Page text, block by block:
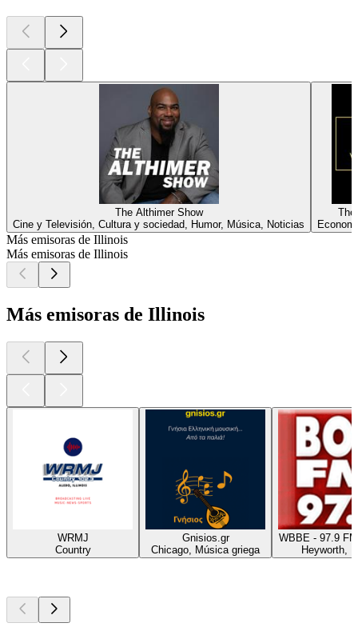
The Althimer Show
Cine y Televisión, Cultura y sociedad, Humor, Música, Noticias
The
Más emisoras de Illinois
Más emisoras de Illinois
Más emisoras de Illinois
WRMJ
Country
Gnisios.gr
Chicago, Música griega
WBBE - 97.9
Heyworth,